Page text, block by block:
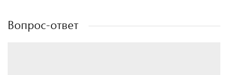
Вопрос-ответ